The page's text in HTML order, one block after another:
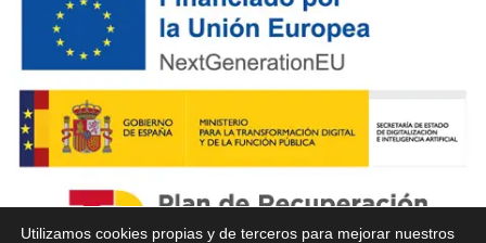
Utilizamos cookies propias y de terceros para mejorar nuestros